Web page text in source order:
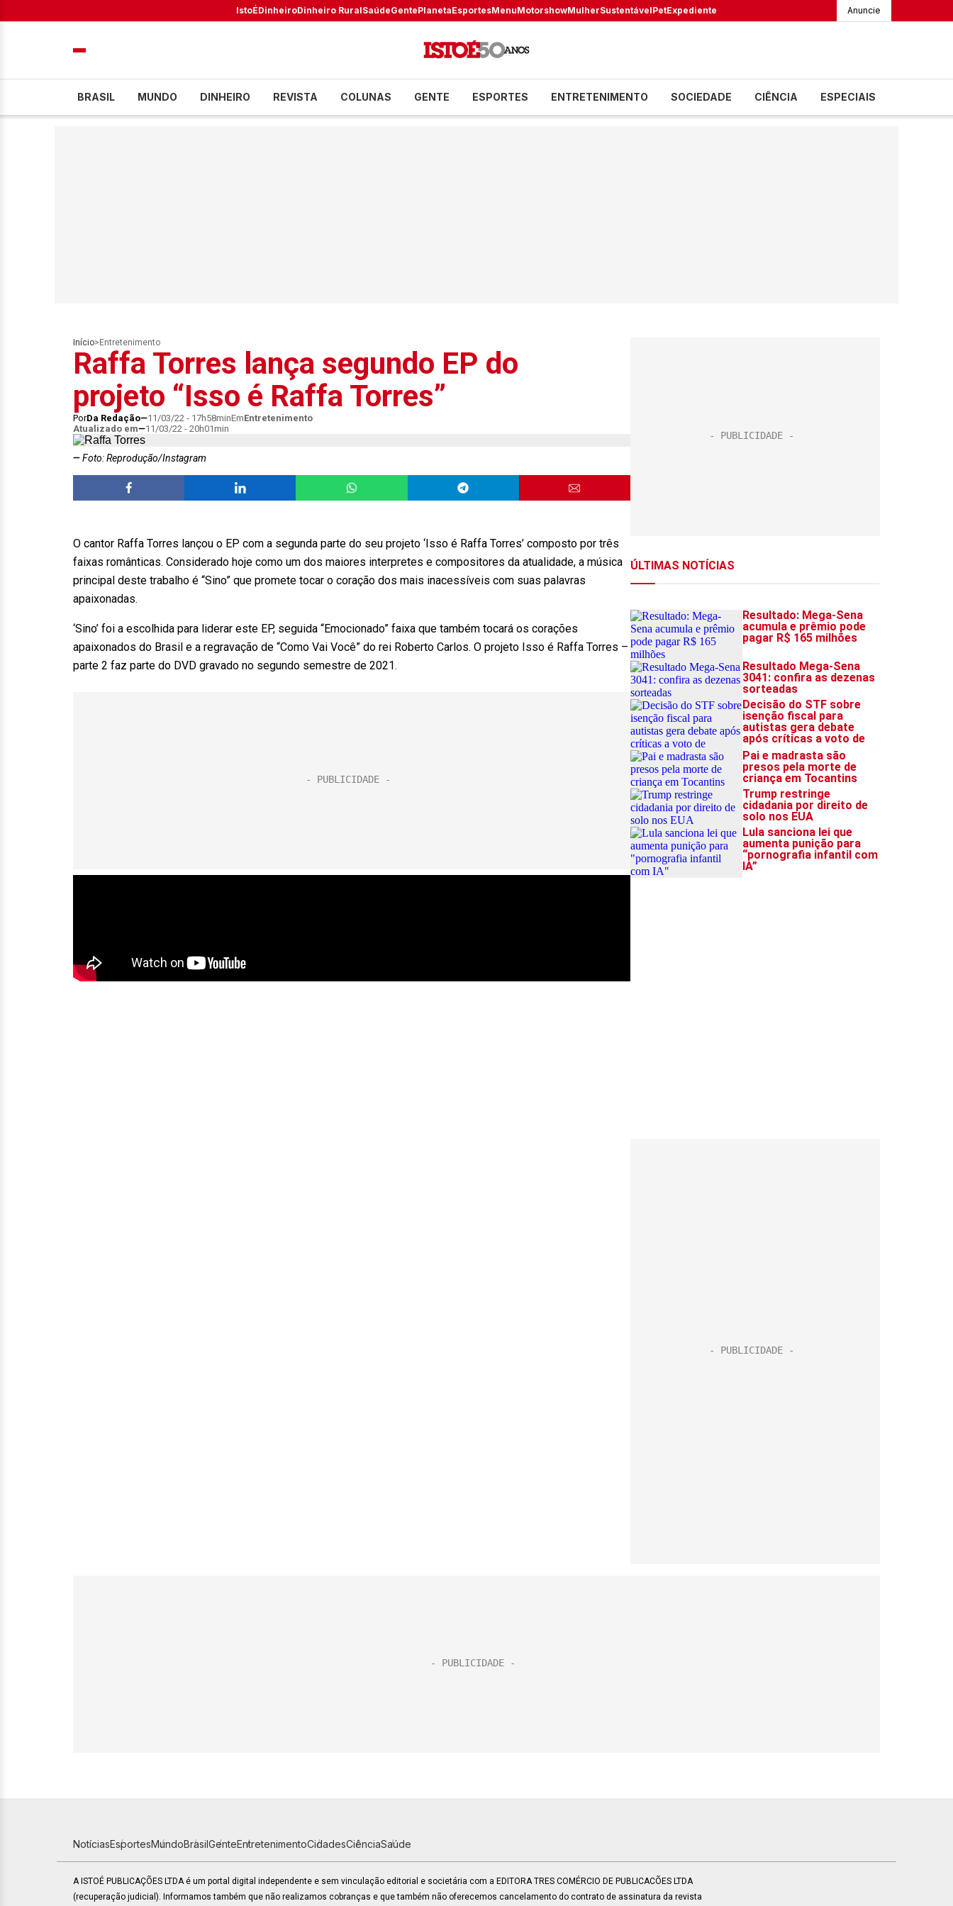
IstoÉDinheiroDinheiro RuralSaúdeGentePlanetaEsportesMenuMotorshowMulherSustentávelPetExpediente Anuncie
BRASIL MUNDO DINHEIRO REVISTA COLUNAS GENTE ESPORTES ENTRETENIMENTO SOCIEDADE CIÊNCIA ESPECIAIS
Início> Entretenimento
Raffa Torres lança segundo EP do
projeto “Isso é Raffa Torres”
PorDa Redação 11/03/22 - 17h58minEmEntretenimento
Atualizado em
11/03/22 - 20h01min
Foto: Reprodução/Instagram
O cantor Raffa Torres lançou o EP com a segunda parte do seu projeto ‘Isso é Raffa Torres’ composto por três
faixas românticas. Considerado hoje como um dos maiores interpretes e compositores da atualidade, a música
principal deste trabalho é “Sino” que promete tocar o coração dos mais inacessíveis com suas palavras
apaixonadas.
‘Sino’ foi a escolhida para liderar este EP, seguida “Emocionado” faixa que também tocará os corações
apaixonados do Brasil e a regravação de “Como Vai Você” do rei Roberto Carlos. O projeto Isso é Raffa Torres –
parte 2 faz parte do DVD gravado no segundo semestre de 2021.
NotíciasEsportesMundoBrasilGenteEntretenimentoCidadesCiênciaSaúde
A ISTOÉ PUBLICAÇÕES LTDA é um portal digital independente e sem vinculação editorial e societária com a EDITORA TRES COMÉRCIO DE PUBLICACÕES LTDA
(recuperação judicial). Informamos também que não realizamos cobranças e que também não oferecemos cancelamento do contrato de assinatura da revista